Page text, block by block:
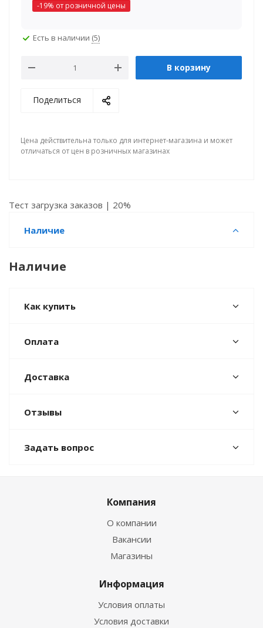
-19% от розничной цены
Есть в наличии (5)
В корзину
Поделиться
Цена действительна только для интернет-магазина и может
отличаться от цен в розничных магазинах
Тест загрузка заказов | 20%
Наличие
Наличие
Как купить
Оплата
Доставка
Отзывы
Задать вопрос
Компания
О компании
Вакансии
Магазины
Информация
Условия оплаты
Условия доставки